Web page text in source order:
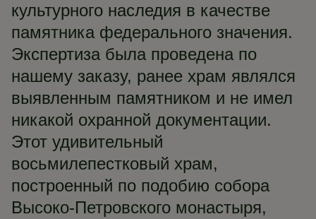
культурного наследия в качестве
памятника федерального значения.
Экспертиза была проведена по
нашему заказу, ранее храм являлся
выявленным памятником и не имел
никакой охранной документации.
Этот удивительный
восьмилепестковый храм,
построенный по подобию собора
Высоко-Петровского монастыря,